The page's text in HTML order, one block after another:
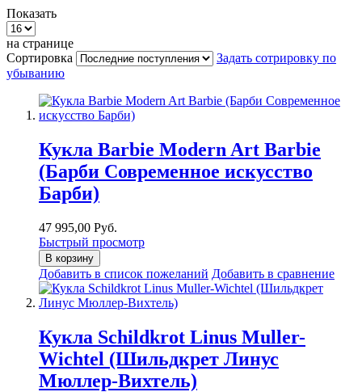
Показать
на странице
Сортировка
Задать сотрировку по
убыванию
Кукла Barbie Modern Art Barbie
(Барби Современное искусство
Барби)
47 995,00 Руб.
Быстрый просмотр
В корзину
Добавить в список пожеланий Добавить в сравнение
Кукла Schildkrot Linus Muller-
Wichtel (Шильдкрет Линус
Мюллер-Вихтель)